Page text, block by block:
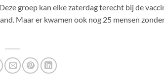
groep kan elke zaterdag terecht bij de
Maar er kwamen ook nog 25 mensen